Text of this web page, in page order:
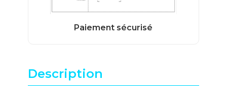
Description